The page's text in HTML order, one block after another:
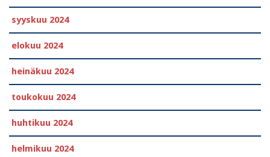
syyskuu 2024
elokuu 2024
heinäkuu 2024
toukokuu 2024
huhtikuu 2024
helmikuu 2024